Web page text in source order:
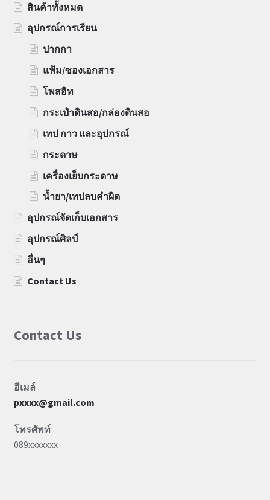
สินค้าทั้งหมด
อุปกรณ์การเรียน
ปากกา
แฟ้ม/ซองเอกสาร
โพสอิท
กระเป๋าดินสอ/กล่องดินสอ
เทป กาว และอุปกรณ์
กระดาษ
เครื่องเย็บกระดาษ
น้ำยา/เทปลบคำผิด
อุปกรณ์จัดเก็บเอกสาร
อุปกรณ์ศิลป์
อื่นๆ
Contact Us
Contact Us
อีเมล์
pxxxx@gmail.com
โทรศัพท์
089xxxxxxx